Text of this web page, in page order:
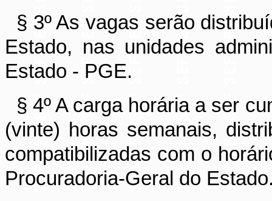
§ 3ºAs vagas serão
Estado, nas unidades
Estado - PGE.
§ 4ºA carga horária a ser
(vinte) horas semanais,
compatibilizadas com o
Procuradoria-Geral do